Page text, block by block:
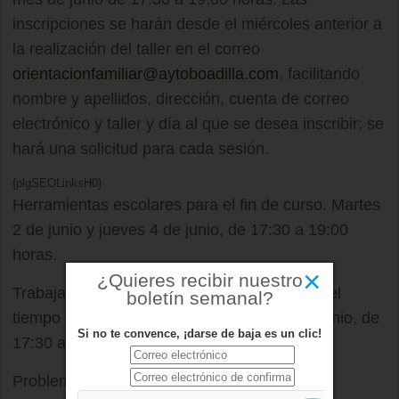
inscripciones se harán desde el miércoles anterior a
la realización del taller en el correo
orientacionfamiliar@aytoboadilla.com, facilitando
nombre y apellidos, dirección, cuenta de correo
electrónico y taller y día al que se desea inscribir; se
hará una solicitud para cada sesión.
{plgSEOLinksH0}
Herramientas escolares para el fin de curso. Martes
2 de junio y jueves 4 de junio, de 17:30 a 19:00
horas.
Trabajar en casa con hijos y educar durante el
tiempo de trabajo. Martes 9 y jueves 11 de junio, de
17:30 a 19:00 horas.
Problemas de ansiedad, ¿cómo recuperar el
×
¿Quieres recibir nuestro
boletín semanal?
Si no te convence, ¡darse de baja es un clic!